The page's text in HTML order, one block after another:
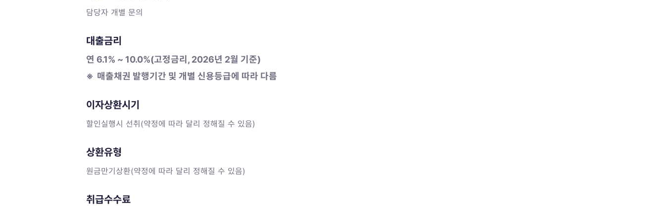
담당자 개별 문의
대출금리
연 6.1% ~ 10.0%(고정금리, 2026년 2월 기준)
※ 매출채권 발행기간 및 개별 신용등급에 따라 다름
이자상환시기
할인실행시 선취(약정에 따라 달리 정해질 수 있음)
상환유형
원금만기상환(약정에 따라 달리 정해질 수 있음)
취급수수료